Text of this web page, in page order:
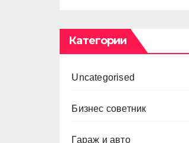
Категории
Uncategorised
Бизнес советник
Гараж и авто